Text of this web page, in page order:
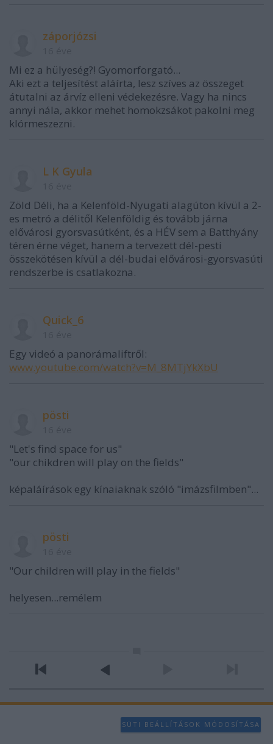
záporjózsi
Mi ez a hülyeség?! Gyomorforgató...
Aki ezt a teljesítést aláírta, lesz szíves az összeget
átutalni az árvíz elleni védekezésre. Vagy ha nincs
annyi nála, akkor mehet homokzsákot pakolni meg
klórmeszezni.
L K Gyula
Zöld Déli, ha a Kelenföld-Nyugati alagúton kívül a 2-
es metró a délitől Kelenföldig és tovább járna
elővárosi gyorsvasútként, és a HÉV sem a Batthyány
téren érne véget, hanem a tervezett dél-pesti
összekötésen kívül a dél-budai elővárosi-gyorsvasúti
rendszerbe is csatlakozna.
Quick_6
Egy videó a panorámaliftről:
www.youtube.com/watch?v=M_8MTjYkXbU
pösti
"Let's find space for us"
"our chikdren will play on the fields"
képaláírások egy kínaiaknak szóló "imázsfilmben"...
pösti
"Our children will play in the fields"
helyesen...remélem
SÜTI BEÁLLÍTÁSOK MÓDOSÍTÁSA